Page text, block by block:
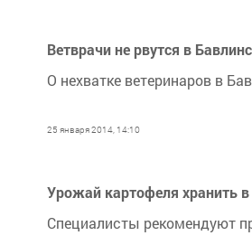
Ветврачи не рвутся в
О нехватке ветеринаров в
25 января 2014, 14:10
Урожай картофеля хранить в
Специалисты рекомендуют